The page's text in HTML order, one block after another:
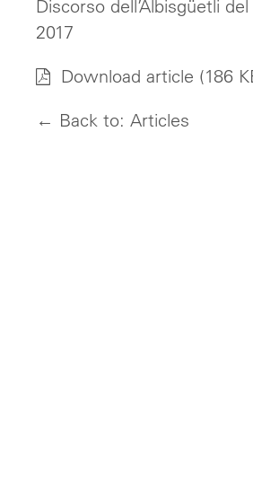
Contact
Discorso dell’Albisgüetli
2017
Download article (186
← Back to: Articles